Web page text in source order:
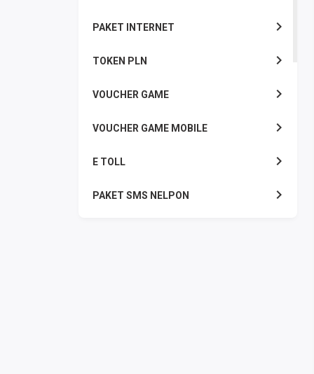
PAKET INTERNET
TOKEN PLN
VOUCHER GAME
VOUCHER GAME MOBILE
E TOLL
PAKET SMS NELPON